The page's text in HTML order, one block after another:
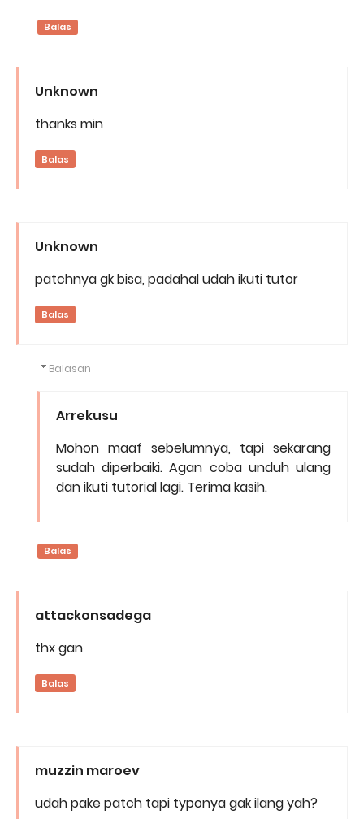
Balas
Unknown
thanks min
Balas
Unknown
patchnya gk bisa, padahal udah ikuti tutor
Balas
Balasan
Arrekusu
Mohon maaf sebelumnya, tapi sekarang
sudah diperbaiki. Agan coba unduh ulang
dan ikuti tutorial lagi. Terima kasih.
Balas
attackonsadega
thx gan
Balas
muzzin maroev
udah pake patch tapi typonya gak ilang yah?